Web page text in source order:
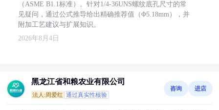
（ASME B1.1标准）。针对1/4-36UNS螺纹底孔尺寸的常
见疑问，通过公式推导给出精确推荐值（Φ5.18mm），并
附加工艺建议与扩展知识。
2026年8月4日
黑龙江省和粮农业有限公司
法人:周爱红 通过真实性核验
咨询 进店